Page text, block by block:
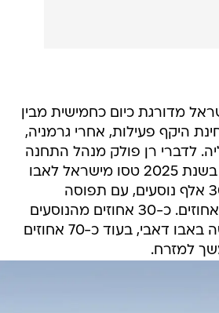
מדורגת כיום כחמישית מבין
היקף פעילות, אחרי גרמניה,
לדברי רן פולק מנהל התחנה
תחת ממן אוויאישן, בשנת 2025 טסו מישראל לאבו
דאבי למעלה מ-300 אלף נוסעים, עם תפוסה
ממוצעת של כ-90 אחוזים. כ-30 אחוזים מהנוסעים
בחרו לעצור לחופשה באבו דאבי, בעוד כ-70 אחוזים
למזרח.